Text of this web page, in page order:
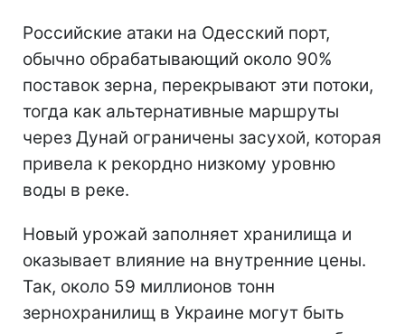
Российские атаки на Одесский порт,
обычно обрабатывающий около 90%
поставок зерна, перекрывают эти потоки,
тогда как альтернативные маршруты
через Дунай ограничены засухой, которая
привела к рекордно низкому уровню
воды в реке.
Новый урожай заполняет хранилища и
оказывает влияние на внутренние цены.
Так, около 59 миллионов тонн
зернохранилищ в Украине могут быть